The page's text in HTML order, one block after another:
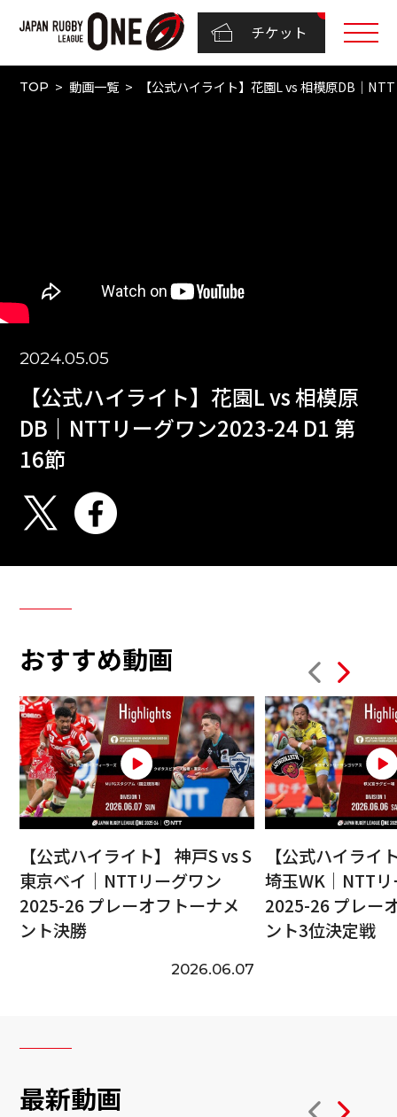
チケット
TOP 動画一覧 【公式ハイライト】花園L vs 相模原DB｜
2024.05.05
【公式ハイライト】花園L vs 相模原
DB｜NTTリーグワン2023-24 D1 第
16節
おすすめ動画
【公式ハイライト】 神戸S vs S
東京ベイ｜NTTリーグワン
2025-26 プレーオフトーナメ
ント決勝
2026.06.07
【公式ハイライ
埼玉WK｜NTT
2025-26 プレー
ント3位決定戦
最新動画